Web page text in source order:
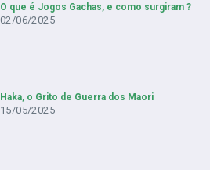
O que é Jogos Gachas, e como surgiram ?
02/06/2025
Haka, o Grito de Guerra dos Maori
15/05/2025